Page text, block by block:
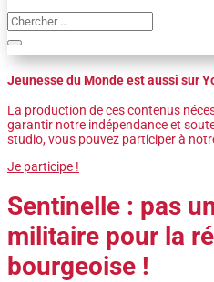
Jeunesse du Monde est aussi sur
La production de ces contenus
garantir notre indépendance et
studio, vous pouvez participer à
Je participe !
Sentinelle : pas
militaire pour la
bourgeoise !